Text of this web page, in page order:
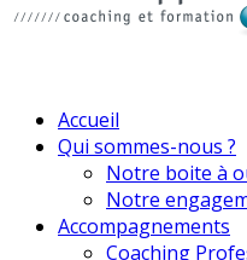
Accueil
Qui sommes-nous ?
Notre boite à
Notre
Accompagnements
Coaching